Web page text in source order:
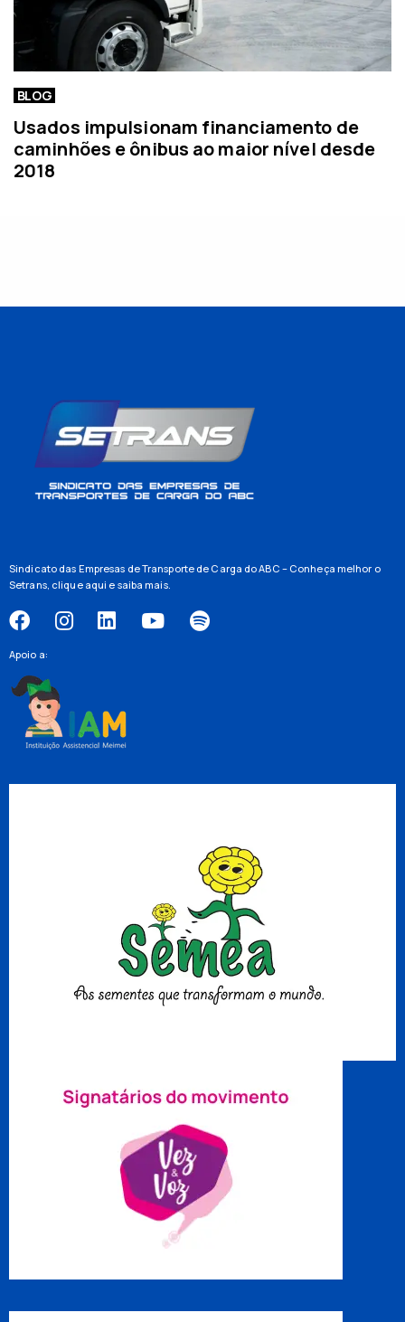
BLOG
Usados impulsionam financiamento de
caminhões e ônibus ao maior nível desde
2018
Sindicato das Empresas de Transporte de Carga do ABC – Conheça melhor o
Setrans, clique aqui e saiba mais.
Apoio a: